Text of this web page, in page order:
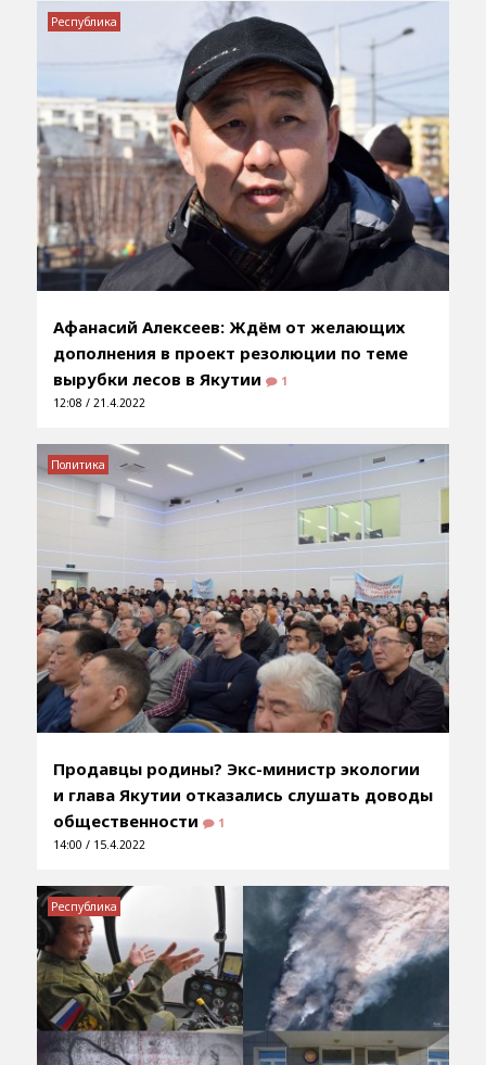
Афанасий Алексеев: Ждём от желающих
дополнения в проект резолюции по теме
вырубки лесов в Якутии
1
12:08 / 21.4.2022
Республика
Продавцы родины? Экс-министр экологии
и глава Якутии отказались слушать доводы
общественности
1
14:00 / 15.4.2022
Политика
Республика